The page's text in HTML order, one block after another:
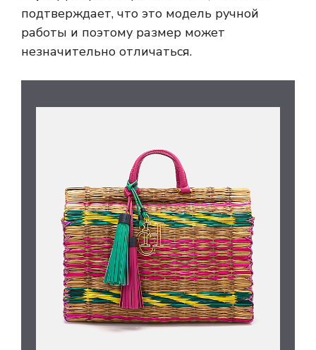
подтверждает, что это модель ручной
работы и поэтому размер может
незначительно отличаться.